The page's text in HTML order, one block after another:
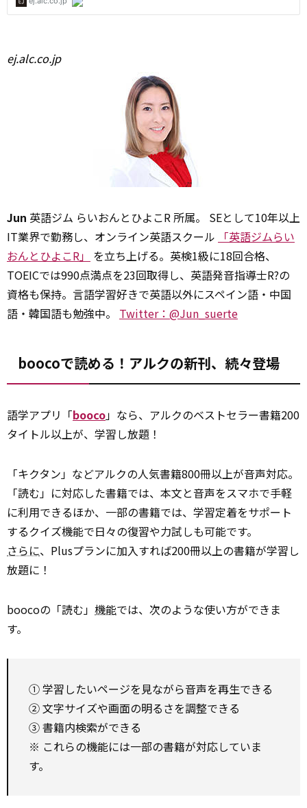
ej.alc.co.jp
Jun 英語ジム らいおんとひよこR 所属。 SEとして10年以上
IT業界で勤務し、オンライン英語スクール
「英語ジムらい
おんとひよこR」
を立ち上げる。英検1級に18回合格、
TOEICでは990点満点を23回取得し、英語発音指導士R?の
資格も保持。言語学習好きで英語以外にスペイン語・中国
語・韓国語も勉強中。 Twitter：@Jun_suerte
boocoで読める！アルクの新刊、続々登場
語学アプリ「booco」なら、アルクのベストセラー書籍200
タイトル以上が、学習し放題！
「キクタン」などアルクの人気書籍800冊以上が音声対応。
「読む」に対応した書籍では、本文と音声をスマホで手軽
に利用できるほか、一部の書籍では、学習定着をサポート
するクイズ機能で日々の復習や力試しも可能です。
さらに、Plusプランに加入すれば200冊以上の書籍が学習し
放題に！
boocoの「読む」 機能では、次のような使い方ができま
す。
① 学習したいページを見ながら音声を再生できる
② 文字サイズや画面の明るさを調整できる
③ 書籍内検索ができる
※ これらの機能には一部の書籍が対応していま
す。